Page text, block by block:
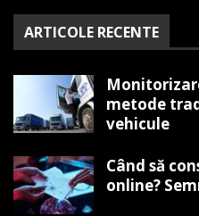
ARTICOLE RECENTE
metode
vehicule
Când să
online?